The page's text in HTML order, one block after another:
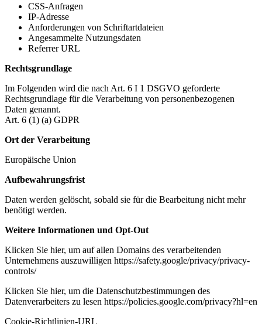
CSS-Anfragen
IP-Adresse
Anforderungen von Schriftartdateien
Angesammelte Nutzungsdaten
Referrer URL
Rechtsgrundlage
Im Folgenden wird die nach Art. 6 I 1 DSGVO geforderte
Rechtsgrundlage für die Verarbeitung von personenbezogenen
Daten genannt.
Art. 6 (1) (a) GDPR
Ort der Verarbeitung
Europäische Union
Aufbewahrungsfrist
Daten werden gelöscht, sobald sie für die Bearbeitung nicht mehr
benötigt werden.
Weitere Informationen und Opt-Out
Klicken Sie hier, um auf allen Domains des verarbeitenden
Unternehmens auszuwilligen https://safety.google/privacy/privacy-
controls/
Klicken Sie hier, um die Datenschutzbestimmungen des
Datenverarbeiters zu lesen https://policies.google.com/privacy?hl=en
Cookie-Richtlinien-URL